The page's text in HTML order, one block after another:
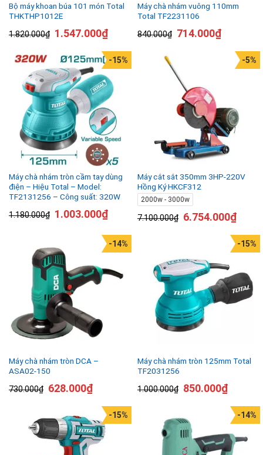
Bộ máy khoan búa 101 món Total
THKTHP1012E
1.820.000₫ 1.547.000₫
Máy chà nhám vuông 110mm
Total TF2231106
840.000₫ 714.000₫
Máy chà nhám tròn cầm tay dùng
điện – Hiệu Total – Model:
TF2131256 – Công suất: 320W
1.180.000₫
-15%
1.003.000₫
Máy cắt sắt 350mm 3HP-220V
Hồng Ký HKCF312
2000w - 3000w
7.100.000₫
-5%
6.754.000₫
Máy chà nhám tròn DCA –
ASA02-150
730.000₫
-14%
628.000₫
Máy chà nhám tròn 125mm Total
TF2031256
1.000.000₫
-15%
850.000₫
-15% -14%